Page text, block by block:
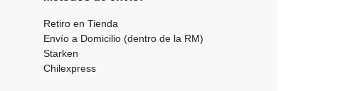
Retiro en Tienda
Envío a Domicilio (dentro de la RM)
Starken
Chilexpress